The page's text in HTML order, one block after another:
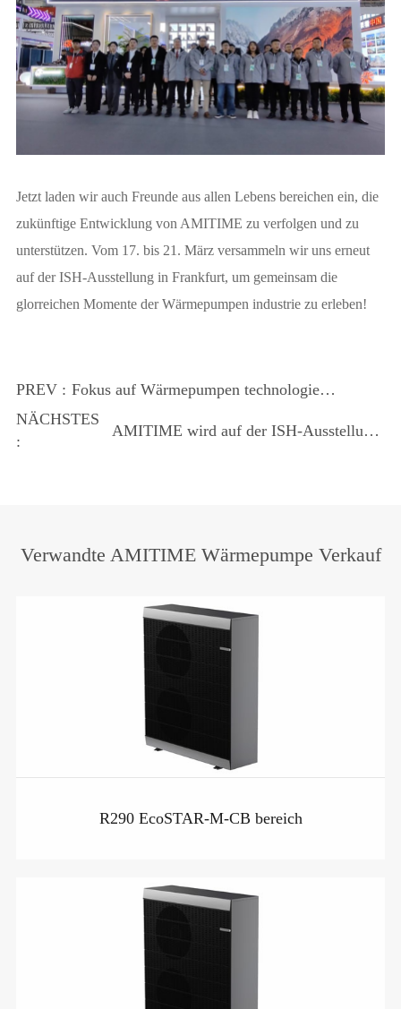
Jetzt laden wir auch Freunde aus allen Lebens bereichen ein, die
zukünftige Entwicklung von AMITIME zu verfolgen und zu
unterstützen. Vom 17. bis 21. März versammeln wir uns erneut
auf der ISH-Ausstellung in Frankfurt, um gemeinsam die
glorreichen Momente der Wärmepumpen industrie zu erleben!
PREV : Fokus auf Wärmepumpen technologie
innovation! Amitime lädt Sie zur
Teilnahme an der ISH China Heating
NÄCHSTES
:
AMITIME wird auf der ISH-Ausstellung
Verwandte AMITIME Wärmepumpe Verkauf
R290 EcoSTAR-M-CB bereich